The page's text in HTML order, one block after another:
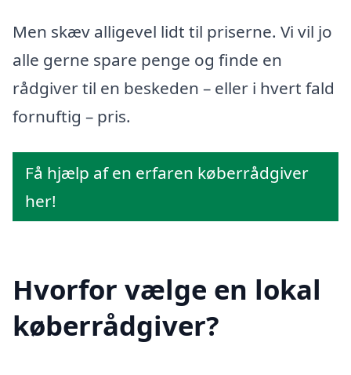
Men skæv alligevel lidt til priserne. Vi vil jo
alle gerne spare penge og finde en
rådgiver til en beskeden – eller i hvert fald
fornuftig – pris.
Få hjælp af en erfaren køberrådgiver
her!
Hvorfor vælge en lokal
køberrådgiver?